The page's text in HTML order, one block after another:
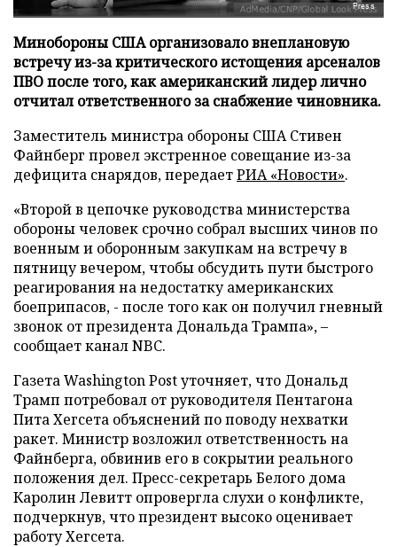
Press
Минобороны США организовало внеплановую
встречу из-за критического истощения арсеналов
ПВО после того, как американский лидер лично
отчитал ответственного за снабжение чиновника.
Заместитель министра обороны США Стивен
Файнберг провел экстренное совещание из-за
дефицита снарядов, передаетРИА «Новости».
«Второй в цепочке руководства министерства
обороны человек срочно собрал высших чинов по
военным и оборонным закупкам на встречу в
пятницу вечером, чтобы обсудить пути быстрого
реагирования на недостатку американских
боеприпасов, - после того как он получил гневный
звонок от президента Дональда Трампа», –
сообщает канал NBC.
Газета Washington Post уточняет, что Дональд
Трамп потребовал от руководителя Пентагона
Пита Хегсета объяснений по поводу нехватки
ракет. Министр возложил ответственность на
Файнберга, обвинив его в сокрытии реального
положения дел. Пресс-секретарь Белого дома
Каролин Левитт опровергла слухи о конфликте,
подчеркнув, что президент высоко оценивает
работу Хегсета.